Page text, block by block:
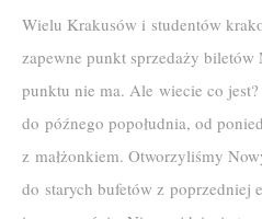
Wielu Krakusów i studentów
zapewne punkt sprzedaży
punktu nie ma. Ale wiecie co jest?
do późnego popołudnia, od
z małżonkiem. Otworzyliśmy
do starych bufetów z poprzedniej